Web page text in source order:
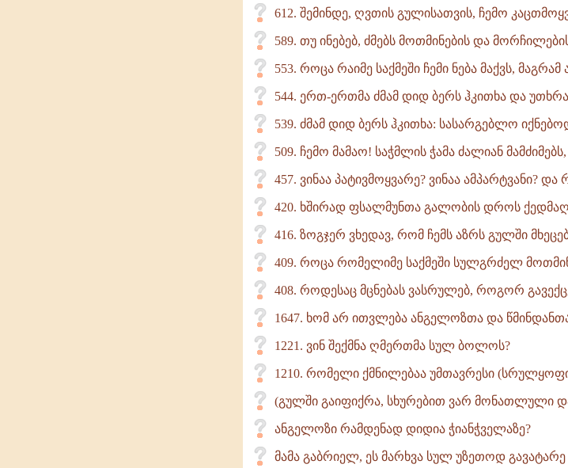
612. შემინდე, ღვთის გულისათვის, ჩემო
589. თუ ინებებ, ძმებს მოთმინების და
553. როცა რაიმე საქმეში ჩემი ნება მაქვს, მაგრამ
544. ერთ-ერთმა ძმამ დიდ ბერს ჰკითხა და
539. ძმამ დიდ ბერს ჰკითხა: სასარგებლო
509. ჩემო მამაო! საჭმლის ჭამა ძალიან
457. ვინაა პატივმოყვარე? ვინაა ამპარტვანი?
420. ხშირად ფსალმუნთა გალობის დროს
416. ზოგჯერ ვხედავ, რომ ჩემს აზრს გულში
409. როცა რომელიმე საქმეში სულგრძელ
408. როდესაც მცნებას ვასრულებ, როგორ
1647. ხომ არ ითვლება ანგელოზთა და
1221. ვინ შექმნა ღმერთმა სულ ბოლოს?
1210. რომელი ქმნილებაა უმთავრესი
(გულში გაიფიქრა, სხურებით ვარ მონათლული
ანგელოზი რამდენად დიდია ჭიანჭველაზე?
მამა გაბრიელ, ეს მარხვა სულ უზეთოდ გავატარე